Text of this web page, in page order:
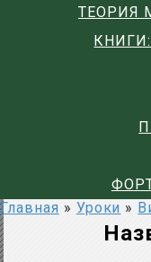
ТЕОРИЯ
Главная » Уроки »